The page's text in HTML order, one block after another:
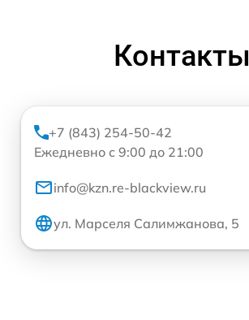
Контакты
+7 (843) 254-50-42
Ежедневно с 9:00 до 21:00
info@kzn.re-blackview.ru
ул. Марселя Салимжанова, 5